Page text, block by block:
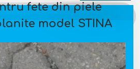
fete din piele
model STINA